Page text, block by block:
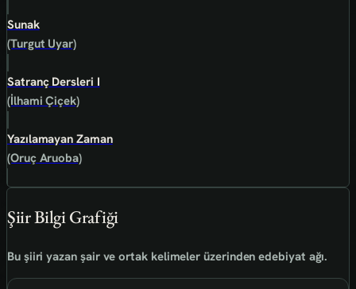
Sunak
(Turgut Uyar)
Satranç Dersleri I
(İlhami Çiçek)
Yazılamayan Zaman
(Oruç Aruoba)
Şiir Bilgi Grafiği
Bu şiiri yazan şair ve ortak kelimeler üzerinden edebiyat ağı.